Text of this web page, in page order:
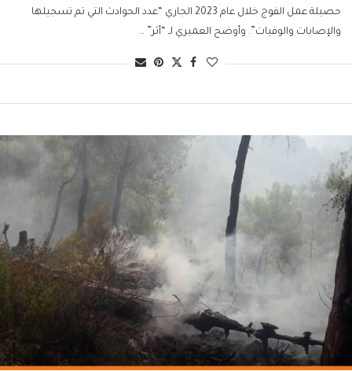
حصيلة عمل الفوج خلال عام 2023 الجاري “عدد الحوادث التي تم تسجيلها
والإصابات والوفيات”. وأوضح العميري لـ “أثر” …